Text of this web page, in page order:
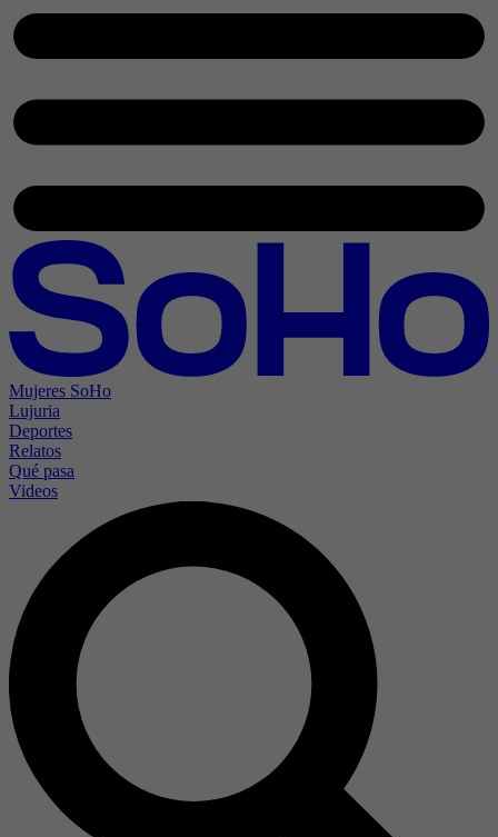
Mujeres SoHo
Lujuria
Deportes
Relatos
Qué pasa
Videos